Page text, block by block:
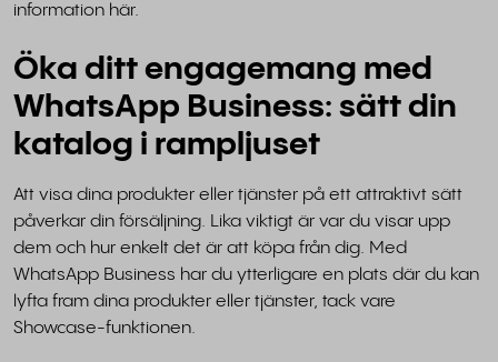
information här.
Öka ditt engagemang med
WhatsApp Business: sätt din
katalog i rampljuset
Att visa dina produkter eller tjänster på ett attraktivt sätt
påverkar din försäljning. Lika viktigt är var du visar upp
dem och hur enkelt det är att köpa från dig. Med
WhatsApp Business har du ytterligare en plats där du kan
lyfta fram dina produkter eller tjänster, tack vare
Showcase-funktionen.